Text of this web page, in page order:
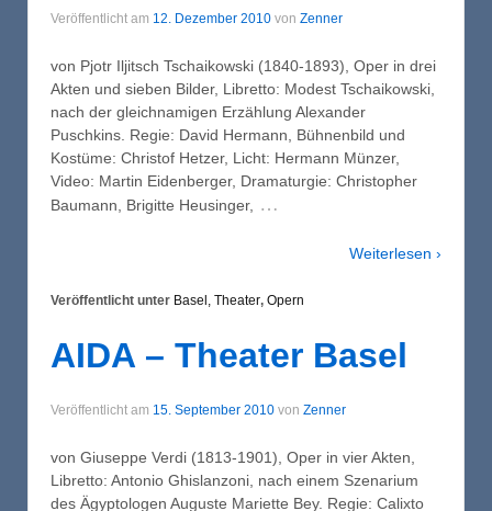
Veröffentlicht am 12. Dezember 2010 von Zenner
von Pjotr Iljitsch Tschaikowski (1840-1893), Oper in drei
Akten und sieben Bilder, Libretto: Modest Tschaikowski,
nach der gleichnamigen Erzählung Alexander
Puschkins. Regie: David Hermann, Bühnenbild und
Kostüme: Christof Hetzer, Licht: Hermann Münzer,
Video: Martin Eidenberger, Dramaturgie: Christopher
Baumann, Brigitte Heusinger, …
Weiterlesen ›
Veröffentlicht unter Basel, Theater, Opern
AIDA – Theater Basel
Veröffentlicht am 15. September 2010 von Zenner
von Giuseppe Verdi (1813-1901), Oper in vier Akten,
Libretto: Antonio Ghislanzoni, nach einem Szenarium
des Ägyptologen Auguste Mariette Bey. Regie: Calixto